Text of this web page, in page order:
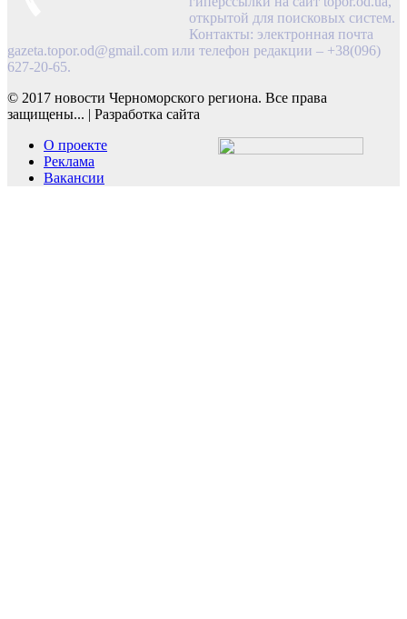
открытой для поисковых систем.
Контакты: электронная почта
gazeta.topor.od@gmail.com или телефон редакции – +38(096)
627-20-65.
© 2017 новости Черноморского региона. Все права
защищены...
Разработка сайта
О проекте
Реклама
Вакансии